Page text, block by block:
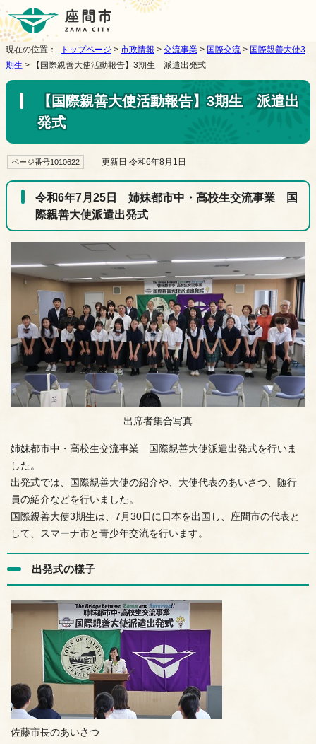
現在の位置： トップページ > 市政情報 > 交流事業 > 国際交流 > 国際親善大使3
期生 > 【国際親善大使活動報告】3期生 派遣出発式
【国際親善大使活動報告】3期生 派遣出
発式
ページ番号1010622 更新日 令和6年8月1日
令和6年7月25日 姉妹都市中・高校生交流事業 国
際親善大使派遣出発式
出席者集合写真
姉妹都市中・高校生交流事業 国際親善大使派遣出発式を行いま
した。
出発式では、国際親善大使の紹介や、大使代表のあいさつ、随行
員の紹介などを行いました。
国際親善大使3期生は、7月30日に日本を出国し、座間市の代表と
して、スマーナ市と青少年交流を行います。
出発式の様子
佐藤市長のあいさつ